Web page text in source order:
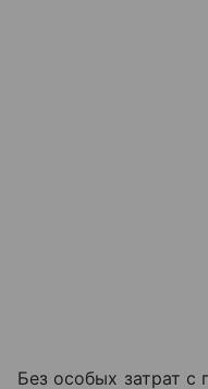
Без особых затрат